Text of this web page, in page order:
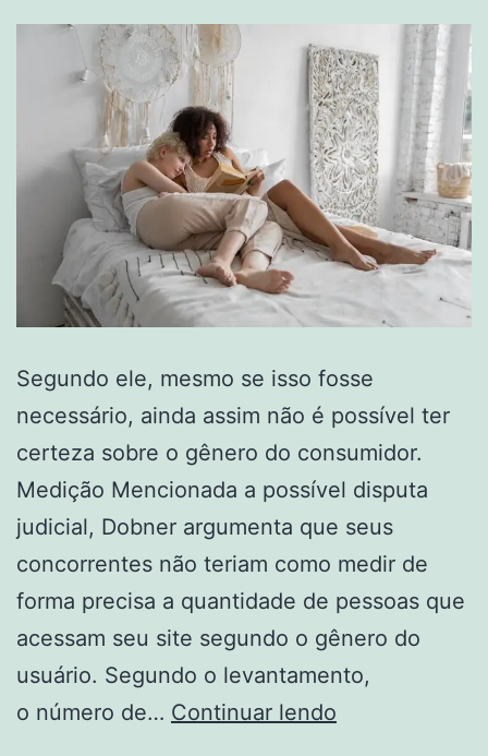
Segundo ele, mesmo se isso fosse
necessário, ainda assim não é possível ter
certeza sobre o gênero do consumidor.
Medição Mencionada a possível disputa
judicial, Dobner argumenta que seus
concorrentes não teriam como medir de
forma precisa a quantidade de pessoas que
acessam seu site segundo o gênero do
usuário. Segundo o levantamento,
o número de… Continuar lendo